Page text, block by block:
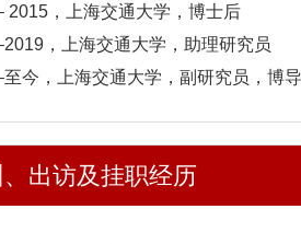
2015，上海交通大学，博士后
，上海交通大学，助理研究员
至今，上海交通大学，副研究员，博导
出访及挂职经历